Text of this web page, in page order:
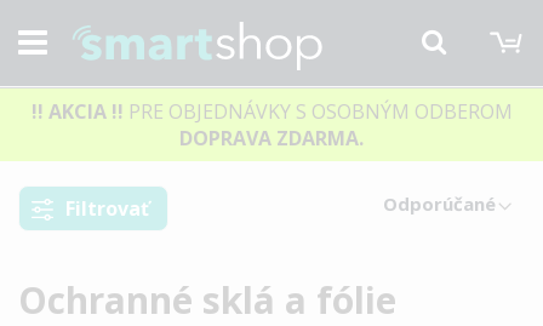
Hľadať
!! AKCIA !! PRE OBJEDNÁVKY S OSOBNÝM ODBEROM
DOPRAVA ZDARMA.
Ochranné sklá a fólie
Filtrovať